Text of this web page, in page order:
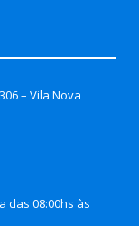
– Vila Nova
das 08:00hs às